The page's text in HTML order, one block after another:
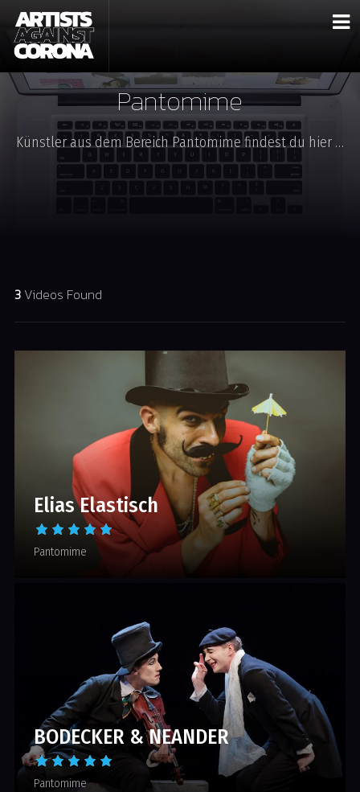
Pantomime
Künstler aus dem Bereich Pantomime findest du hier …
3Videos Found
Elias Elastisch
Pantomime
BODECKER & NEANDER
Pantomime